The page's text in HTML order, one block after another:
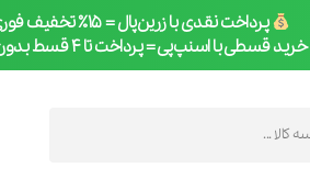
پرداخت نقدی با زرین‌پال = ۱۵٪ تخفیف فوری
خرید قسطی با اسنپ‌پی = پرداخت تا ۴ قسط بدون کارمزد